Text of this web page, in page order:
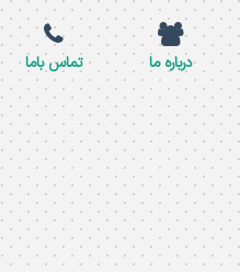
درباره ما تماس باما